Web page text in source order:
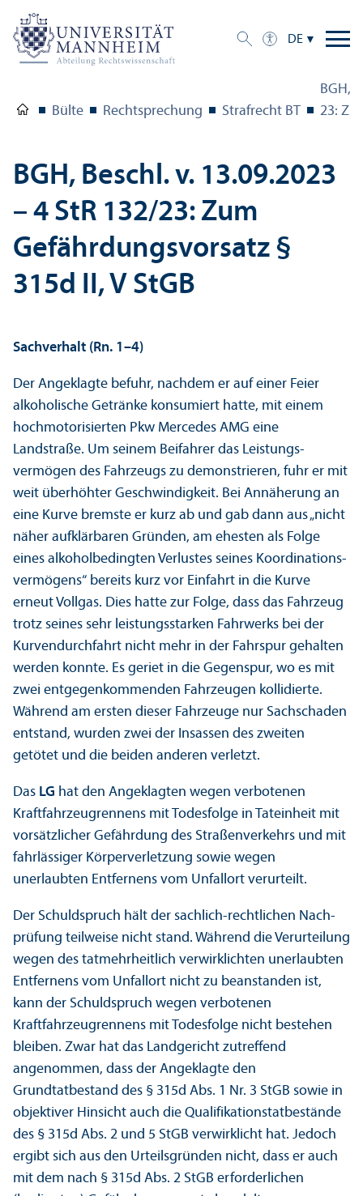
DE
Bülte Rechts­prechung Strafrecht BT
BGH,
23:
BGH, Beschl. v. 13.09.2023
– 4 StR 132/23: Zum
Gefährdungs­vorsatz §
315d II, V StGB
Sachverhalt (Rn. 1–4)
Der Angeklagte befuhr, nachdem er auf einer Feier
alkoholische Getränke konsumiert hatte, mit einem
hochmotorisierten Pkw Mercedes AMG eine
Landstraße. Um seinem Beifahrer das Leistungs­
vermögen des Fahrzeugs zu demonstrieren, fuhr er mit
weit überhöhter Geschwindigkeit. Bei Annäherung an
eine Kurve bremste er kurz ab und gab dann aus „nicht
näher aufklärbaren Gründen, am ehesten als Folge
eines alkoholbedingten Verlustes seines Koordinations­
vermögens“ bereits kurz vor Einfahrt in die Kurve
erneut Vollgas. Dies hatte zur Folge, dass das Fahrzeug
trotz seines sehr leistungs­starken Fahrwerks bei der
Kurvendurchfahrt nicht mehr in der Fahrspur gehalten
werden konnte. Es geriet in die Gegenspur, wo es mit
zwei entgegenkommenden Fahrzeugen kollidierte.
Während am ersten dieser Fahrzeuge nur Sachschaden
entstand, wurden zwei der Insassen des zweiten
getötet und die beiden anderen verletzt.
Das LG hat den Angeklagten wegen verbotenen
Kraftfahrzeugrennens mit Todesfolge in Tateinheit mit
vorsätzlicher Gefährdung des Straßenverkehrs und mit
fahrlässiger Körperverletzung sowie wegen
unerlaubten Entfernens vom Unfallort verurteilt.
Der Schuldspruch hält der sachlich-rechtlichen Nach­
prüfung teilweise nicht stand. Während die Verurteilung
wegen des tatmehrheitlich verwirklichten unerlaubten
Entfernens vom Unfallort nicht zu beanstanden ist,
kann der Schuldspruch wegen verbotenen
Kraftfahrzeugrennens mit Todesfolge nicht bestehen
bleiben. Zwar hat das Landgericht zutreffend
angenommen, dass der Angeklagte den
Grundtatbestand des § 315d Abs. 1 Nr. 3 StGB sowie in
objektiver Hinsicht auch die Qualifikations­tatbestände
des § 315d Abs. 2 und 5 StGB verwirklicht hat. Jedoch
ergibt sich aus den Urteilsgründen nicht, dass er auch
mit dem nach § 315d Abs. 2 StGB erforderlichen